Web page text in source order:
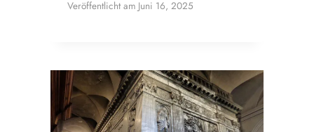
Veröffentlicht am Juni 16, 2025